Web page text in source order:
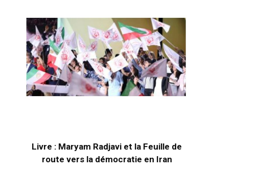
Livre : Maryam Radjavi et la Feuille de
route vers la démocratie en Iran